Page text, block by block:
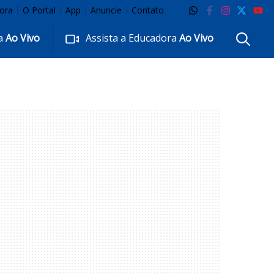
O Portal App Anuncie Contato
Ao Vivo Assista a EducadoraAo Vivo